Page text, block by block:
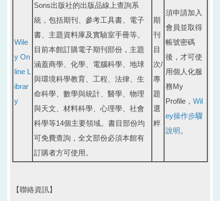
Wile
y On
line L
ibrar
y
Sons出版社的出版品線上查詢系
統，包括期刊、參考工具書、電子
書、主題資料庫及實驗室手冊等。
目前本館訂購電子期刊部份，主題
涵蓋商學、化學、電腦科學、地球
與環境科學教育、工程、法律、生
命科學、數學與統計、醫學、物理
與天文、材料科學、心理學、社會
科學等14個主要領域。書目部份均
可免費查詢，全文部份必須本館有
訂購者方可使用。
期
刊
目
次/
專
題
選
粹
須申請加入
會員並取得
帳號密碼
後，才可使
用個人化服
務My
Profile， Wil
ey操作步驟
說明 。
【聯絡資訊】